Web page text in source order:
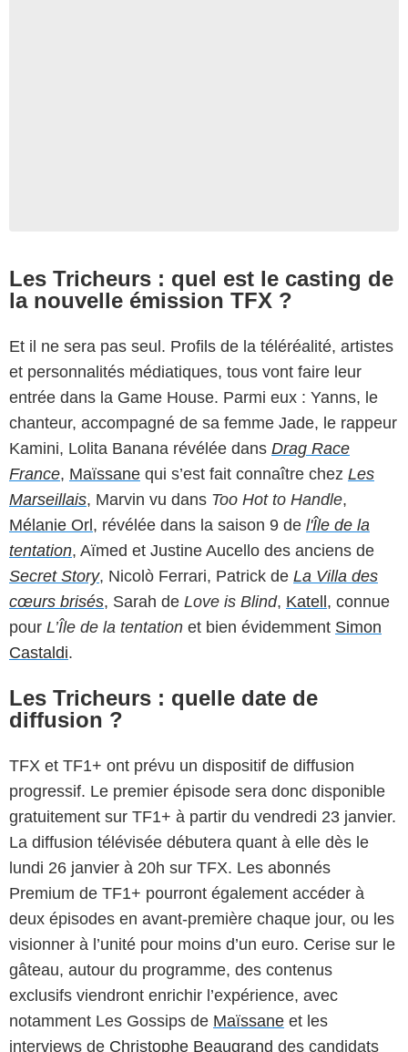
Les Tricheurs : quel est le casting de
la nouvelle émission TFX ?
Et il ne sera pas seul. Profils de la téléréalité, artistes
et personnalités médiatiques, tous vont faire leur
entrée dans la Game House. Parmi eux : Yanns, le
chanteur, accompagné de sa femme Jade, le rappeur
Kamini, Lolita Banana révélée dans Drag Race
France, Maïssane qui s’est fait connaître chez Les
Marseillais, Marvin vu dans Too Hot to Handle,
Mélanie Orl, révélée dans la saison 9 de l'Île de la
tentation, Aïmed et Justine Aucello des anciens de
Secret Story, Nicolò Ferrari, Patrick de La Villa des
cœurs brisés, Sarah de Love is Blind, Katell, connue
pour L’Île de la tentation et bien évidemment Simon
Castaldi.
Les Tricheurs : quelle date de
diffusion ?
TFX et TF1+ ont prévu un dispositif de diffusion
progressif. Le premier épisode sera donc disponible
gratuitement sur TF1+ à partir du vendredi 23 janvier.
La diffusion télévisée débutera quant à elle dès le
lundi 26 janvier à 20h sur TFX. Les abonnés
Premium de TF1+ pourront également accéder à
deux épisodes en avant-première chaque jour, ou les
visionner à l’unité pour moins d’un euro. Cerise sur le
gâteau, autour du programme, des contenus
exclusifs viendront enrichir l’expérience, avec
notamment Les Gossips de Maïssane et les
interviews de Christophe Beaugrand des candidats
Sweetpixel / ETIENNE JEANNERET / AHPROD ! / TF1